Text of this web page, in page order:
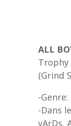
ALL
Trophy
(Grind
-
-Dans
yArDs,